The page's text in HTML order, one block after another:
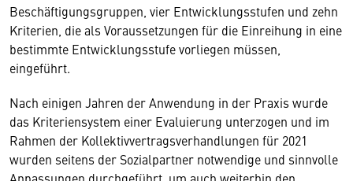
Beschäftigungsgruppen, vier Entwicklungsstufen und zehn
Kriterien, die als Voraussetzungen für die Einreihung in eine
bestimmte Entwicklungsstufe vorliegen müssen,
eingeführt.
Nach einigen Jahren der Anwendung in der Praxis wurde
das Kriteriensystem einer Evaluierung unterzogen und im
Rahmen der Kollektivvertragsverhandlungen für 2021
wurden seitens der Sozialpartner notwendige und sinnvolle